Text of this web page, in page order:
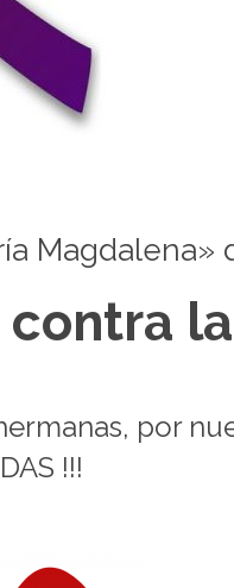
Magdalena»
por
!!!